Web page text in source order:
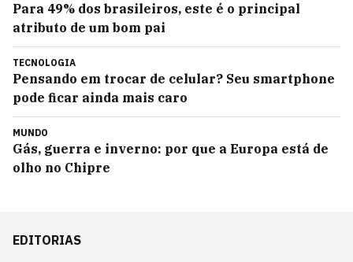
Para 49% dos brasileiros, este é o principal
atributo de um bom pai
TECNOLOGIA
Pensando em trocar de celular? Seu smartphone
pode ficar ainda mais caro
MUNDO
Gás, guerra e inverno: por que a Europa está de
olho no Chipre
EDITORIAS